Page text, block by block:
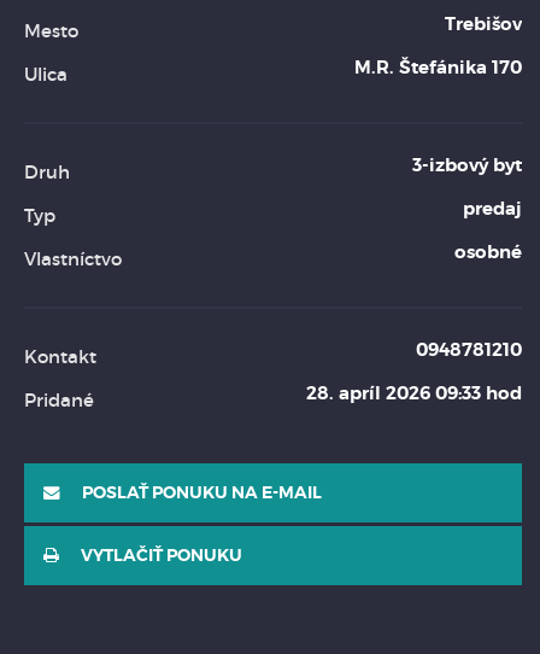
Mesto Trebišov
Ulica M.R. Štefánika 170
Druh 3-izbový byt
Typ predaj
Vlastníctvo osobné
Kontakt 0948781210
Pridané 28. apríl 2026 09:33 hod
POSLAŤ PONUKU NA E-MAIL
VYTLAČIŤ PONUKU